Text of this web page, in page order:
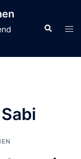
Suche